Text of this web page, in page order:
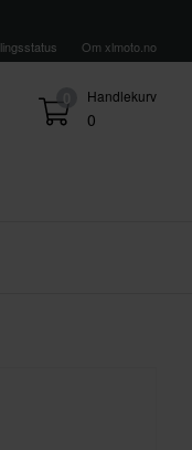
Om xlmoto.no
0 Handlekurv
0